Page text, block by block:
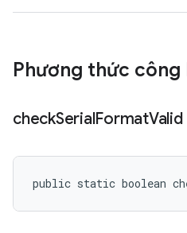
Phương thức công
checkSerialFormatValid
public static boolean